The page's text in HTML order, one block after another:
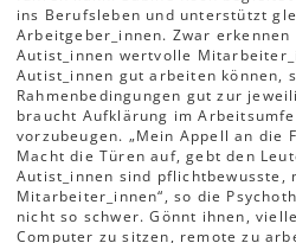
ins Berufsleben und unterstützt
Arbeitgeber_innen. Zwar
Autist_innen wertvolle
Autist_innen gut arbeiten können,
Rahmenbedingungen gut zur
braucht Aufklärung im
vorzubeugen. „Mein Appell an die
Macht die Türen auf, gebt den
Autist_innen sind pflichtbewusste,
Mitarbeiter_innen“, so die
nicht so schwer. Gönnt ihnen,
Computer zu sitzen, remote zu